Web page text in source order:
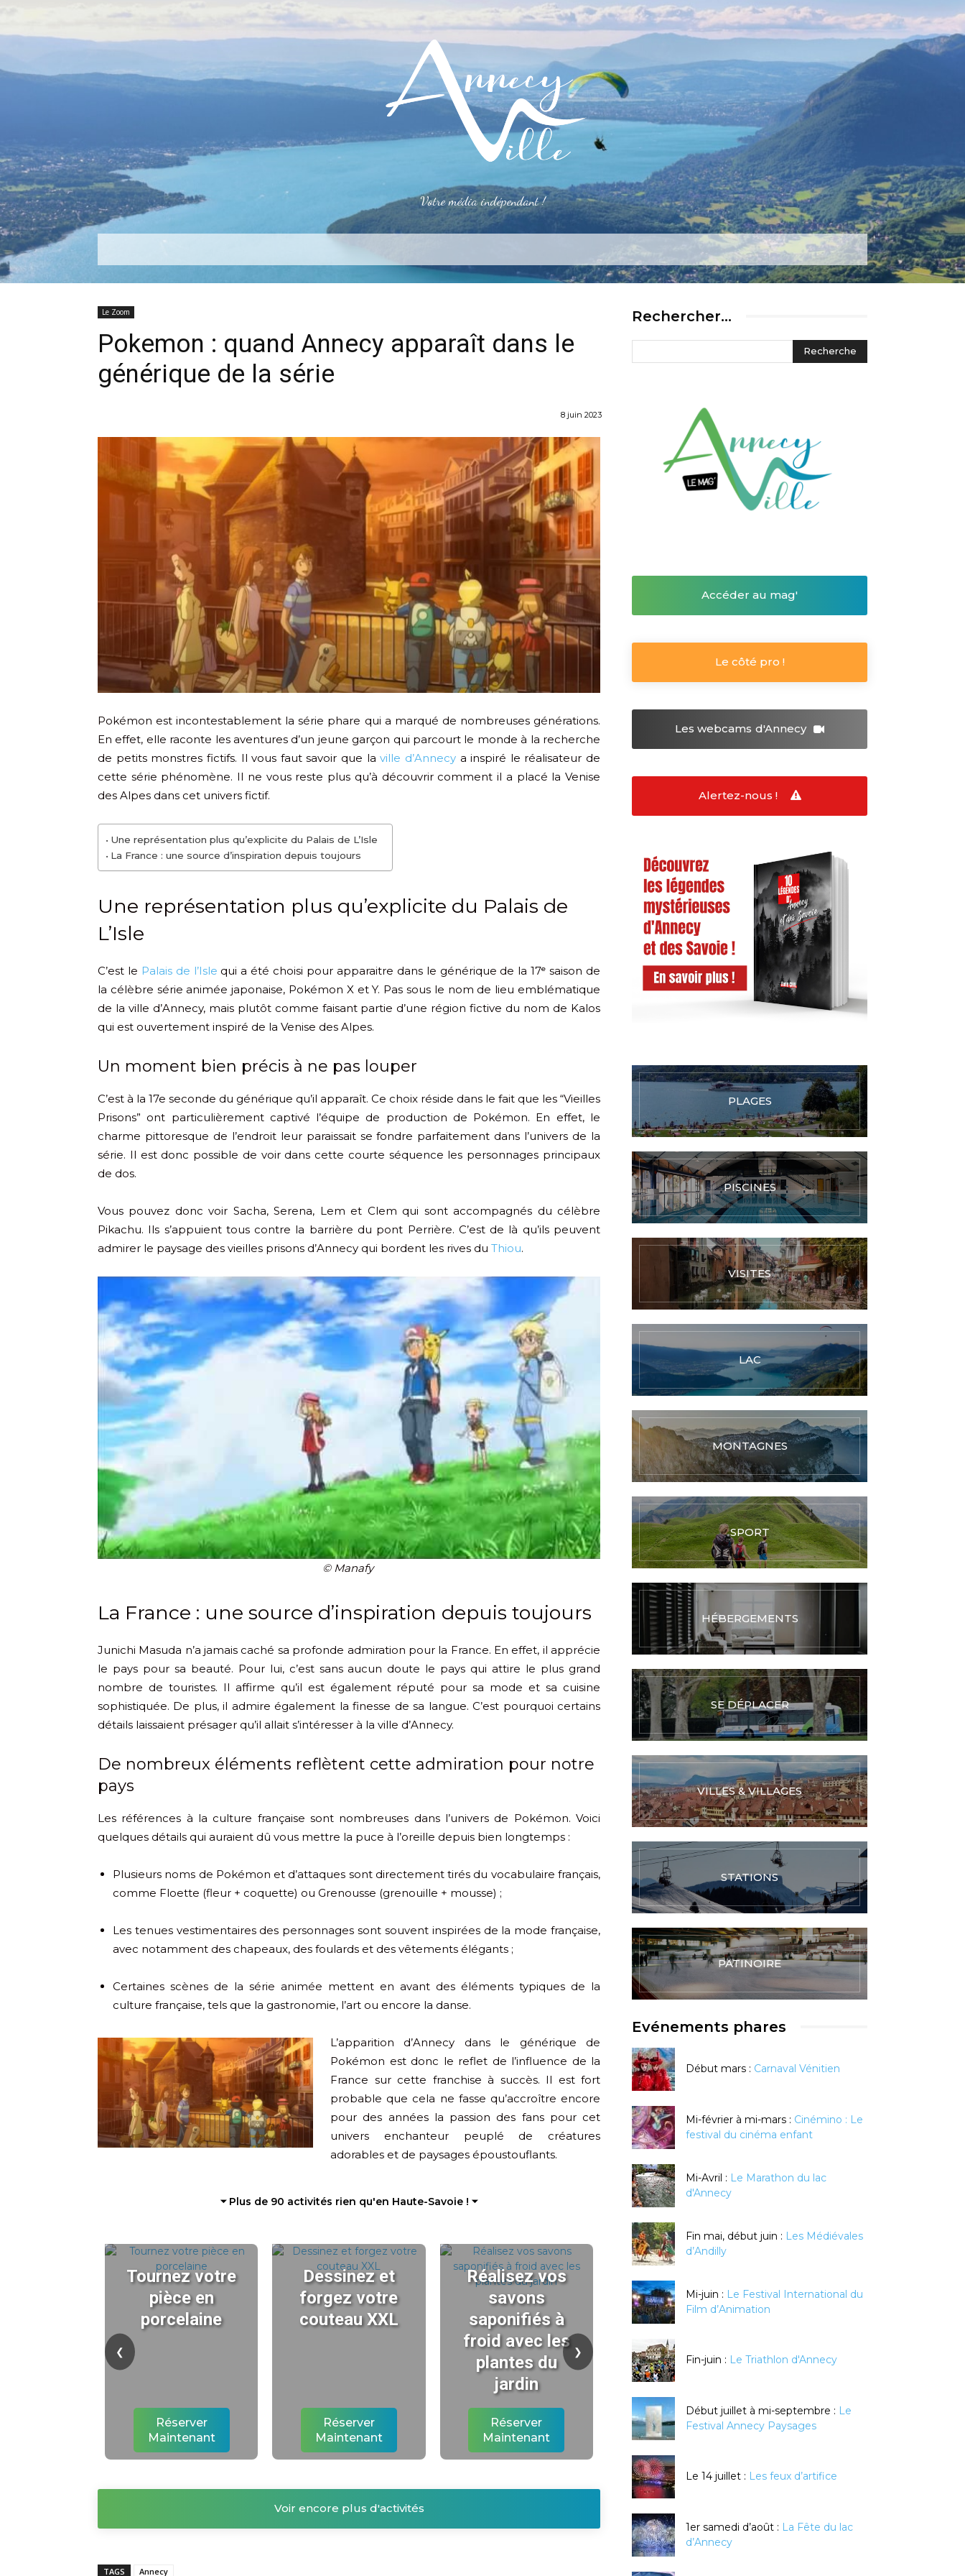
Votre média indépendant !
Alertez-nous Plus
Le Zoom
Pokemon : quand Annecy apparaît dans le
générique de la série
8 juin 2023
Pokémon est incontestablement la série phare qui a marqué de nombreuses générations.
En effet, elle raconte les aventures d’un jeune garçon qui parcourt le monde à la recherche
de petits monstres fictifs. Il vous faut savoir que laville d’Annecya inspiré le réalisateur de
cette série phénomène. Il ne vous reste plus qu’à découvrir comment il a placé la Venise
des Alpes dans cet univers fictif.
Une représentation plus qu’explicite du Palais de L’Isle
La France : une source d’inspiration depuis toujours
Une représentation plus qu’explicite du Palais de
L’Isle
C’est le Palais de l’Isle qui a été choisi pour apparaitre dans le générique de la 17ᵉ saison de
la célèbre série animée japonaise, Pokémon X et Y. Pas sous le nom de lieu emblématique
de la ville d’Annecy, mais plutôt comme faisant partie d’une région fictive du nom de Kalos
qui est ouvertement inspiré de la Venise des Alpes.
Un moment bien précis à ne pas louper
C’est à la 17e seconde du générique qu’il apparaît. Ce choix réside dans le fait que les “Vieilles
Prisons” ont particulièrement captivé l’équipe de production de Pokémon. En effet, le
charme pittoresque de l’endroit leur paraissait se fondre parfaitement dans l’univers de la
série. Il est donc possible de voir dans cette courte séquence les personnages principaux
de dos.
Vous pouvez donc voir Sacha, Serena, Lem et Clem qui sont accompagnés du célèbre
Pikachu. Ils s’appuient tous contre la barrière du pont Perrière. C’est de là qu’ils peuvent
admirer le paysage des vieilles prisons d’Annecy qui bordent les rives du Thiou.
© Manafy
La France : une source d’inspiration depuis toujours
Junichi Masuda n’a jamais caché sa profonde admiration pour la France. En effet, il apprécie
le pays pour sa beauté. Pour lui, c’est sans aucun doute le pays qui attire le plus grand
nombre de touristes. Il affirme qu’il est également réputé pour sa mode et sa cuisine
sophistiquée. De plus, il admire également la finesse de sa langue. C’est pourquoi certains
détails laissaient présager qu’il allait s’intéresser à la ville d’Annecy.
De nombreux éléments reflètent cette admiration pour notre
pays
Les références à la culture française sont nombreuses dans l’univers de Pokémon. Voici
quelques détails qui auraient dû vous mettre la puce à l’oreille depuis bien longtemps :
Plusieurs noms de Pokémon et d’attaques sont directement tirés du vocabulaire français,
comme Floette (fleur + coquette) ou Grenousse (grenouille + mousse) ;
Les tenues vestimentaires des personnages sont souvent inspirées de la mode française,
avec notamment des chapeaux, des foulards et des vêtements élégants ;
Certaines scènes de la série animée mettent en avant des éléments typiques de la
culture française, tels que la gastronomie, l’art ou encore la danse.
L’apparition d’Annecy dans le générique de
Pokémon est donc le reflet de l’influence de la
France sur cette franchise à succès. Il est fort
probable que cela ne fasse qu’accroître encore
pour des années la passion des fans pour cet
univers enchanteur peuplé de créatures
adorables et de paysages époustouflants.
⏷ Plus de 90 activités rien qu'en Haute-Savoie ! ⏷
Tournez votre
pièce en
porcelaine
Réserver
Maintenant
Dessinez et
forgez votre
couteau XXL
Réserver
Maintenant
Réalisez vos
savons
saponifiés à
froid avec les
plantes du
jardin
Réserver
Maintenant
Réalisez vos
couteaux au
choix grâce à la
technique de
l'enlèvement de
matière
Réserver
Maintenant
bague en
❮ ❯
Voir encore plus d'activités
TAGS Annecy
Rechercher…
Accéder au mag'
Le côté pro !
Les webcams d'Annecy
Alertez-nous !
PLAGES
PISCINES
VISITES
LAC
MONTAGNES
SPORT
HÉBERGEMENTS
SE DÉPLACER
VILLES & VILLAGES
STATIONS
PATINOIRE
Evénements phares
Début mars : Carnaval Vénitien
Mi-février à mi-mars : Cinémino : Le
festival du cinéma enfant
Mi-Avril : Le Marathon du lac
d'Annecy
Fin mai, début juin : Les Médiévales
d’Andilly
Mi-juin : Le Festival International du
Film d’Animation
Fin-juin : Le Triathlon d'Annecy
Début juillet à mi-septembre : Le
Festival Annecy Paysages
Le 14 juillet : Les feux d’artifice
1er samedi d’août : La Fête du lac
d’Annecy